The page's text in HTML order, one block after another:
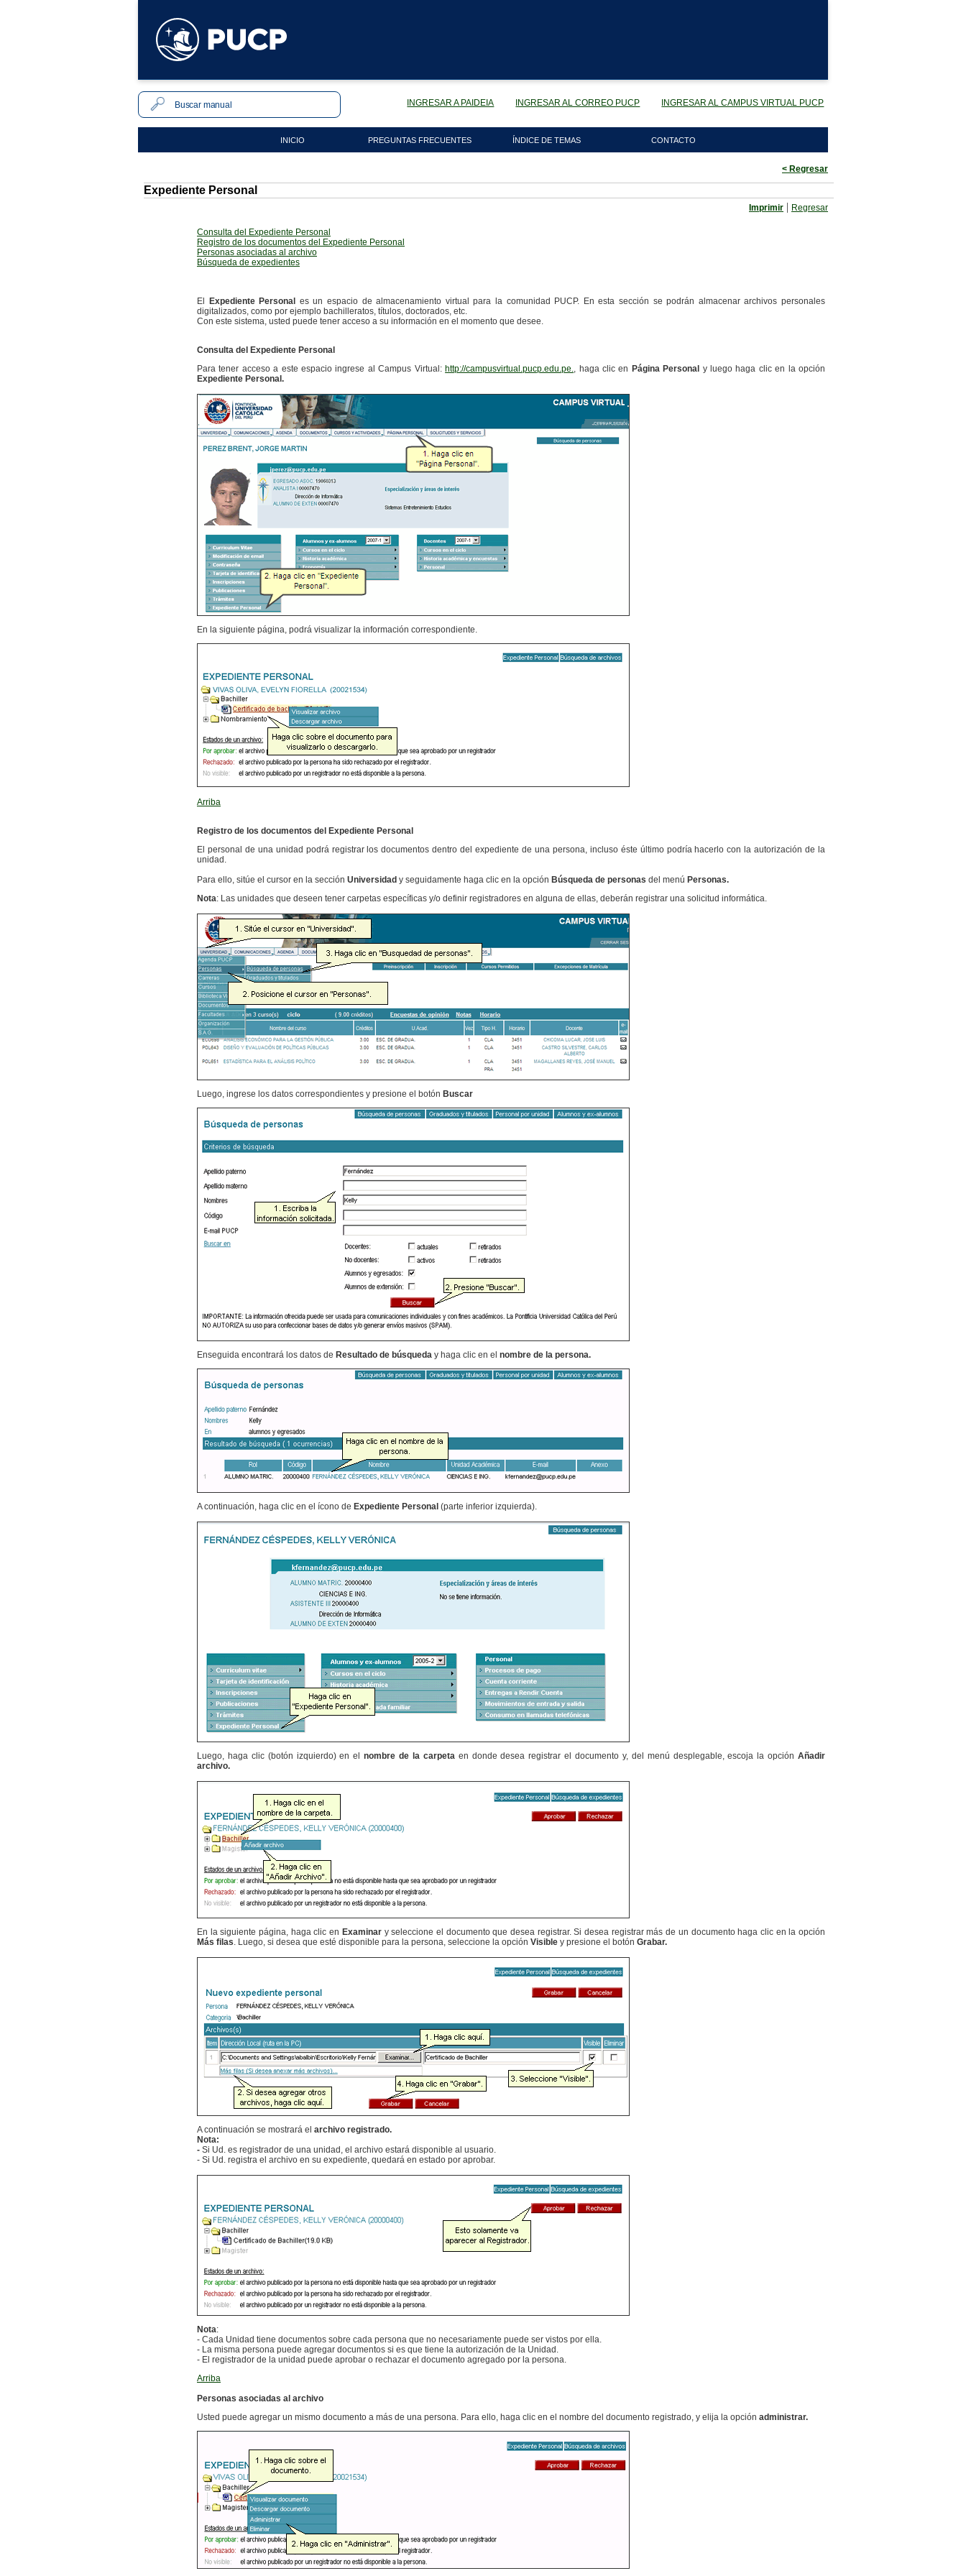
INGRESAR A PAIDEIA INGRESAR AL CORREO PUCP INGRESAR AL CAMPUS VIRTUAL PUCP
INICIO PREGUNTAS FRECUENTES ÍNDICE DE TEMAS CONTACTO
< Regresar
Expediente Personal
Imprimir | Regresar
Consulta del Expediente Personal
Registro de los documentos del Expediente Personal
Personas asociadas al archivo
Búsqueda de expedientes
El Expediente Personal
es un espacio de almacenamiento virtual para la comunidad PUCP. En esta sección se podrán almacenar archivos personales
digitalizados, como por ejemplo bachilleratos, títulos, doctorados, etc.
Con este sistema, usted puede tener acceso a su información en el momento que desee.
Consulta del Expediente Personal
Para tener acceso a este espacio ingrese al Campus Virtual: http://campusvirtual.pucp.edu.pe., haga clic en Página Personal y luego haga clic en la opción
Expediente Personal.
En la siguiente página, podrá visualizar la información correspondiente.
Arriba
Registro de los documentos del Expediente Personal
El personal de una unidad podrá registrar los documentos dentro del expediente de una persona, incluso éste último podría hacerlo con la autorización de la
unidad.
Para ello, sitúe el cursor en la sección Universidad y seguidamente haga clic en la opción Búsqueda de personas del menú Personas.
Nota: Las unidades que deseen tener carpetas específicas y/o definir registradores en alguna de ellas, deberán registrar una solicitud informática.
Luego, ingrese los datos correspondientes y presione el botón Buscar
Enseguida encontrará los datos de Resultado de búsqueda y haga clic en el nombre de la persona.
A continuación, haga clic en el ícono de Expediente Personal (parte inferior izquierda).
Luego, haga clic (botón izquierdo) en elnombre de la carpetaen donde desea registrar el documento y, del menú desplegable, escoja la opción Añadir
archivo.
En la siguiente página, haga clic en Examinary seleccione el documento que desea registrar. Si desea registrar más de un documento haga clic en la opción
Más filas. Luego, si desea que esté disponible para la persona, seleccione la opción Visible y presione el botón Grabar.
A continuación se mostrará el archivo registrado.
Nota:
- Si Ud. es registrador de una unidad, el archivo estará disponible al usuario.
- Si Ud. registra el archivo en su expediente, quedará en estado por aprobar.
Nota:
- Cada Unidad tiene documentos sobre cada persona que no necesariamente puede ser vistos por ella.
- La misma persona puede agregar documentos si es que tiene la autorización de la Unidad.
- El registrador de la unidad puede aprobar o rechazar el documento agregado por la persona.
Arriba
Personas asociadas al archivo
Usted puede agregar un mismo documento a más de una persona. Para ello, haga clic en el nombre del documento registrado, y elija la opción administrar.